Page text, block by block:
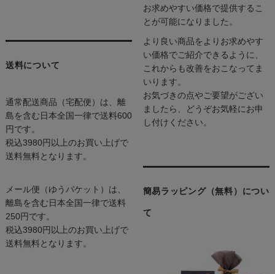
送料について
通常配送商品（宅配便）は、離
島を含む日本全国一律で送料600
円です。
税込3980円以上のお買い上げで
送料無料となります。
メール便（ゆうパケット）は、
離島を含む日本全国一律で送料
250円です。
税込3980円以上のお買い上げで
送料無料となります。
お求めやすい価格で提供するこ
とが可能になりました。
より良い商品をよりお求めやす
い価格でご紹介できるように、
これからも改善をおこなってま
いります。
お気づきの点やご要望がござい
ましたら、どうぞお気軽にお申
し付けください。
簡易ラッピング（無料）につい
て